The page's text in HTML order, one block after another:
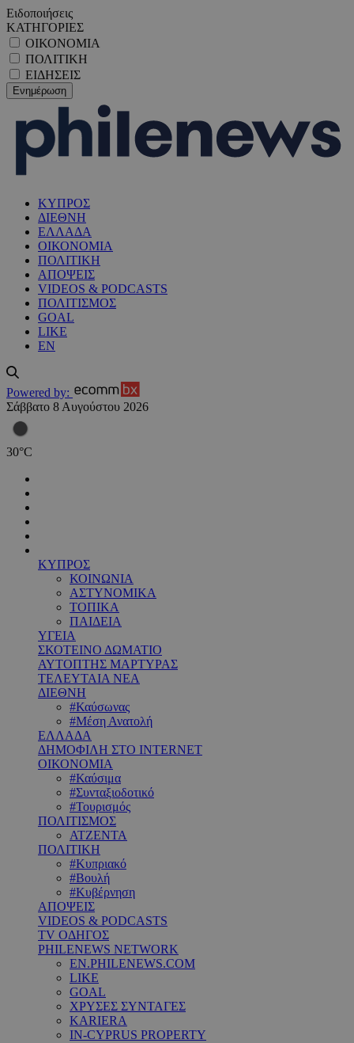
Ειδοποιήσεις
ΚΑΤΗΓΟΡΙΕΣ
ΟΙΚΟΝΟΜΙΑ
ΠΟΛΙΤΙΚΗ
ΕΙΔΗΣΕΙΣ
ΚΥΠΡΟΣ
ΔΙΕΘΝΗ
ΕΛΛΑΔΑ
ΟΙΚΟΝΟΜΙΑ
ΠΟΛΙΤΙΚΗ
ΑΠΟΨΕΙΣ
VIDEOS & PODCASTS
ΠΟΛΙΤΙΣΜΟΣ
GOAL
LIKE
EN
Powered by:
Σάββατο 8 Αυγούστου 2026
30°C
ΚΥΠΡΟΣ
ΚΟΙΝΩΝΙΑ
ΑΣΤΥΝΟΜΙΚΑ
ΤΟΠΙΚΑ
ΠΑΙΔΕΙΑ
ΥΓΕΙΑ
ΣΚΟΤΕΙΝΟ ΔΩΜΑΤΙΟ
ΑΥΤΟΠΤΗΣ ΜΑΡΤΥΡΑΣ
ΤΕΛΕΥΤΑΙΑ ΝΕΑ
ΔΙΕΘΝΗ
#Καύσωνας
#Μέση Ανατολή
ΕΛΛΑΔΑ
ΔΗΜΟΦΙΛΗ ΣΤΟ INTERNET
ΟΙΚΟΝΟΜΙΑ
#Καύσιμα
#Συνταξιοδοτικό
#Τουρισμός
ΠΟΛΙΤΙΣΜΟΣ
ΑΤΖΕΝΤΑ
ΠΟΛΙΤΙΚΗ
#Κυπριακό
#Βουλή
#Κυβέρνηση
ΑΠΟΨΕΙΣ
VIDEOS & PODCASTS
TV ΟΔΗΓΟΣ
PHILENEWS NETWORK
EN.PHILENEWS.COM
LIKE
GOAL
ΧΡΥΣΕΣ ΣΥΝΤΑΓΕΣ
KARIERA
IN-CYPRUS PROPERTY